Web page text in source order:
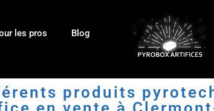
les pros Blog
produits